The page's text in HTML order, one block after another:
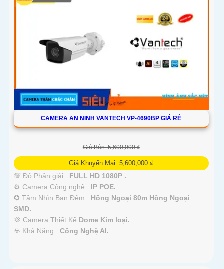
CAMERA AN NINH VANTECH VP-4690BP GIÁ RẺ
Giá Bán: 5,600,000 ₫
Giá Khuyến Mại: 5,600,000 ₫
💯 Độ Phân giải : FULL HD 1080P .
⚙ Camera Công nghệ : IP POE.
✪ Tầm Nhìn Ban Đêm : Hồng Ngoại 80m Hồng Ngoại
SMD.
💢 Camera Thiết Kế Dome Kim loại.
️☣️ Khả Năng : Công Nghệ AI.